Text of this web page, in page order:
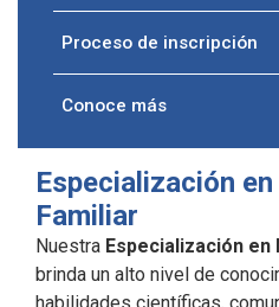
Proceso de inscripción
Conoce más
Especialización
Familiar
Nuestra Especialización en
brinda un alto nivel de